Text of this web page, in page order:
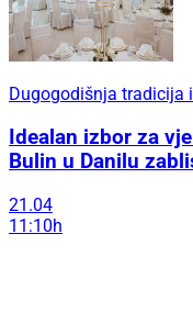
Dugogodišnja tradicija
Idealan izbor za
Bulin u Danilu
21.04
11:10h